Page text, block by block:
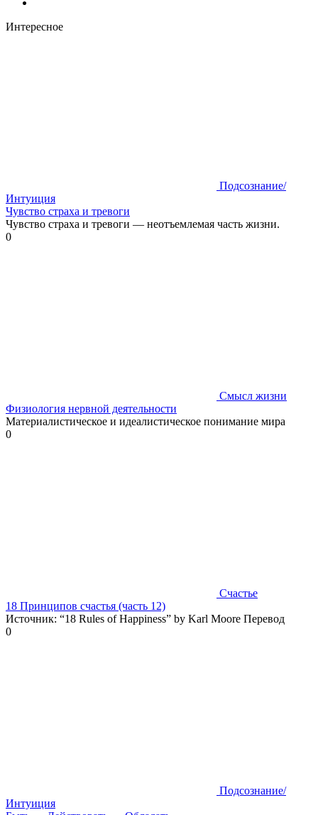
Интересное
Подсознание/
Интуиция
Чувство страха и тревоги
Чувство страха и тревоги — неотъемлемая часть жизни.
0
Смысл жизни
Физиология нервной деятельности
Материалистическое и идеалистическое понимание мира
0
Счастье
18 Принципов счастья (часть 12)
Источник: “18 Rules of Happiness” by Karl Moore Перевод
0
Подсознание/
Интуиция